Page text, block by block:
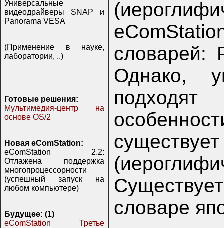
Универсальные
видеодрайверы SNAP и
Panorama VESA
(Применение в науке,
лаборатории, ..)
Готовые решения:
Мультимедия-центр на
основе OS/2
Новая eComStation:
eComStation 2.2:
Отлажена поддержка
многопроцессорности
(успешный запуск на
любом компьютере)
Будущее: (1)
eComStation Третье
словарей:
Однако,
словаре